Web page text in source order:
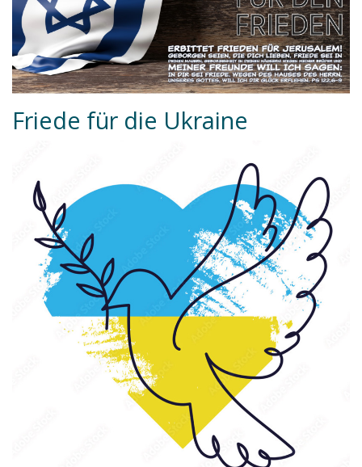
Friede für die Ukraine